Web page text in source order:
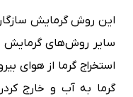
این روش گرمایش
سایر روش‌های گرمایش
استخراج گرما از هوای
گرما به آب و خارج